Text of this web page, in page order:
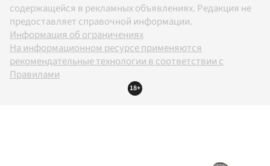
содержащейся в рекламных объявлениях. Редакция не
предоставляет справочной информации.
Информация об ограничениях
На информационном ресурсе применяются
рекомендательные технологии в соответствии с
Правилами
18+